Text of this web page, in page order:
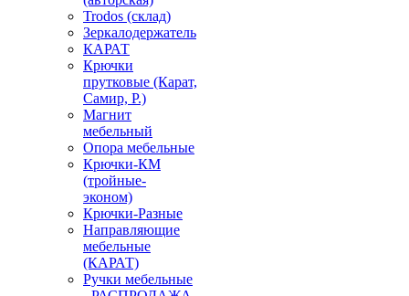
Trodos (склад)
Зеркалодержатель
КАРАТ
Крючки
прутковые (Карат,
Самир, Р.)
Магнит
мебельный
Опора мебельные
Крючки-КМ
(тройные-
эконом)
Крючки-Разные
Направляющие
мебельные
(КАРАТ)
Ручки мебельные